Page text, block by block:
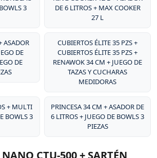
3
DE 6 LITROS + MAX COOKER
27 L
ASADOR
DE
DE
CUBIERTOS ÉLITE 35 PZS +
CUBIERTOS ÉLITE 35 PZS +
RENAWOK 34 CM + JUEGO DE
TAZAS Y CUCHARAS
MEDIDORAS
+ MULTI
BOWLS 3
PRINCESA 34 CM + ASADOR DE
6 LITROS + JUEGO DE BOWLS 3
PIEZAS
CTU-500 + SARTÉN